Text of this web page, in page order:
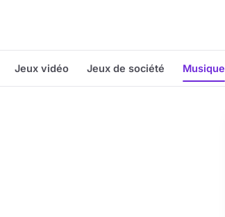
Jeux vidéo Jeux de société Musique